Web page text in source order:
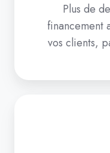
Plus de
financement
vos clients,